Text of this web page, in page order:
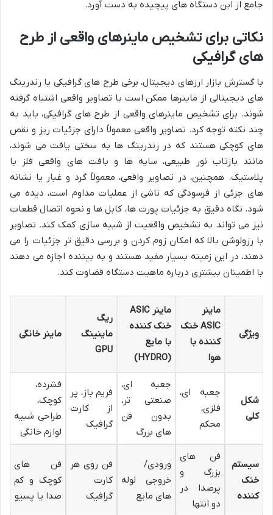
جامع از این دستگاه های پیچیده به دست آورد.
نکاتی برای تشخیص ماینرهای واقعی از طرح
های گرافیکی
با گسترش بازار ارزهای دیجیتال، برخی طرح های گرافیکی یا رندرینگ
های دیجیتالی از ماینرها ممکن است با تصاویر واقعی اشتباه گرفته
شوند. برای تشخیص ماینرهای واقعی از طرح های گرافیکی، باید به
چند نکته توجه کرد. تصاویر واقعی معمولاً دارای جزئیات ریز و نقص
های کوچکی هستند که در رندرینگ ها به سختی یافت می شوند،
مانند بازتاب نور طبیعی، سایه ها و بافت های واقعی فلز یا
پلاستیک. همچنین، در تصاویر واقعی، معمولاً گرد و غبار یا نشانه
های جزئی از فرسودگی که ناشی از عملیات مداوم است، دیده می
شود. نگاه دقیق به جزئیات پورت ها، کابل ها و نحوه اتصال قطعات
نیز می تواند به تشخیص واقعیت از شبیه سازی کمک کند. تصاویر
با رزولوشن بالا که امکان زوم کردن و بررسی دقیق تر جزئیات را می
دهند، در این زمینه بسیار مفید هستند و به بیننده اجازه می دهند
با اطمینان بیشتری درباره ماهیت دستگاه قضاوت کند.
ویژگی
ماینر
ASIC خنک
کننده با
هوا
ماینر ASIC
خنک کننده
با مایع
(HYDRO)
ریگ
ماینینگ
GPU
ماینر خانگی
شکل
کلی
جعبه ای،
فلزی،
محکم
جعبه ای،
صنعتی تر،
بدون فن
های بزرگ
فریم باز، پر
از کارت
گرافیک
فشرده،
کوچک،
طراحی شبیه
لوازم خانگی
سیستم
خنک
کننده
فن های
بزرگ و
پرصدا در
دو انتها
ورودی/
خروجی لوله
های مایع
فن روی هر
کارت
گرافیک
فن های
کوچک و کم
صدا یا پسیو